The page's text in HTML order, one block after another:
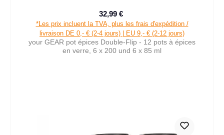
Prix de vente :
32,99 €
*Les prix incluent la TVA, plus les frais d'expédition /
livraison DE 0,- € (2-4 jours) | EU 9,- € (2-12 jours)
your GEAR pot épices Double-Flip - 12 pots à épices
en verre, 6 x 200 und 6 x 85 ml